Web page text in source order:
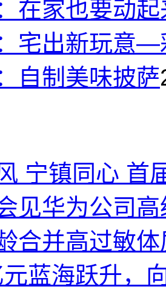
在家也要动起
宅出新玩意—
自制美味披萨
宁镇同心 首
见华为公司
合并高过敏
蓝海跃升，